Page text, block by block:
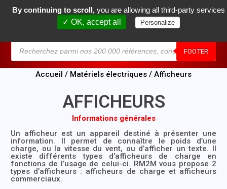
FOOTER
0
Accueil / Matériels électriques / Afficheurs
AFFICHEURS
Informations générales
Un afficheur est un appareil destiné à présenter une
information. Il permet de connaître le poids d’une
charge, ou la vitesse du vent, ou d’afficher un texte. Il
existe différents types d’afficheurs de charge en
fonctions de l’usage de celui-ci. RM2M vous propose 2
types d’afficheurs : afficheurs de charge et afficheurs
commerciaux.
By continuing to scroll, you are allowing all third-party services
✓ OK, accept all
Personalize